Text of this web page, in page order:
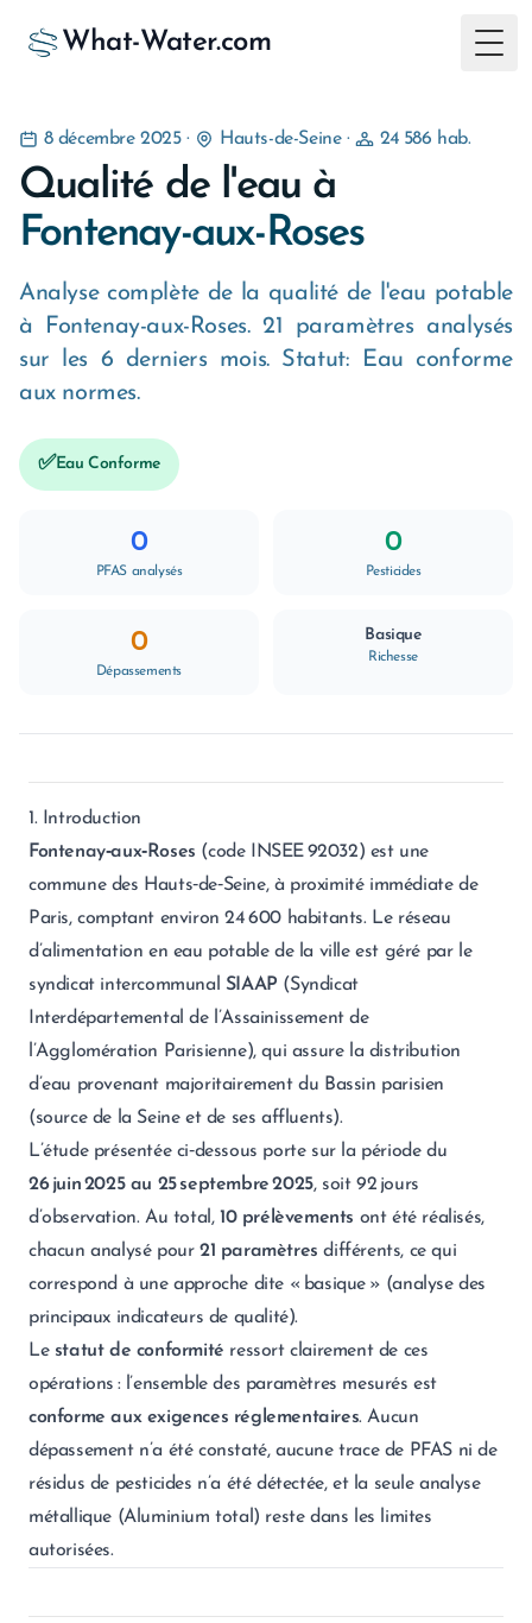
What-Water.com
8 décembre 2025· Hauts-de-Seine· 24 586 hab.
Qualité de l'eau à
Fontenay-aux-Roses
Analyse complète de la qualité de l'eau potable
à Fontenay-aux-Roses. 21 paramètres analysés
sur les 6 derniers mois. Statut: Eau conforme
aux normes.
✅Eau Conforme
0
PFAS analysés
0
Pesticides
0
Dépassements
Basique
Richesse
1. Introduction
Fontenay‑aux‑Roses (code INSEE 92032) est une
commune des Hauts‑de‑Seine, à proximité immédiate de
Paris, comptant environ 24 600 habitants. Le réseau
d’alimentation en eau potable de la ville est géré par le
syndicat intercommunal SIAAP (Syndicat
Interdépartemental de l’Assainissement de
l’Agglomération Parisienne), qui assure la distribution
d’eau provenant majoritairement du Bassin parisien
(source de la Seine et de ses affluents).
L’étude présentée ci‑dessous porte sur la période du
26 juin 2025 au 25 septembre 2025, soit 92 jours
d’observation. Au total,10 prélèvements ont été réalisés,
chacun analysé pour 21 paramètres différents, ce qui
correspond à une approche dite « basique » (analyse des
principaux indicateurs de qualité).
Le statut de conformité ressort clairement de ces
opérations : l’ensemble des paramètres mesurés est
conforme aux exigences réglementaires. Aucun
dépassement n’a été constaté, aucune trace de PFAS ni de
résidus de pesticides n’a été détectée, et la seule analyse
métallique (Aluminium total) reste dans les limites
autorisées.